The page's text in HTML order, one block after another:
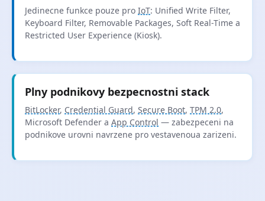
Jedinecne funkce pouze pro IoT: Unified Write Filter,
Keyboard Filter, Removable Packages, Soft Real-Time a
Restricted User Experience (Kiosk).
Plny podnikovy bezpecnostni stack
BitLocker, Credential Guard, Secure Boot, TPM 2.0,
Microsoft Defender a App Control — zabezpeceni na
podnikove urovni navrzene pro vestavenoua zarizeni.